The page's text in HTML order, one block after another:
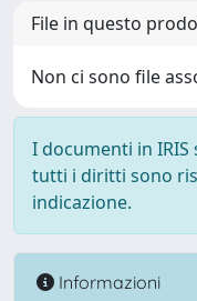
File in questo
Non ci sono file
I documenti in
tutti i diritti sono
indicazione.
Informazioni